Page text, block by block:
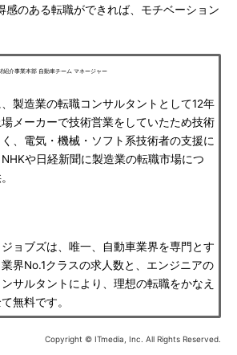
感のある転職ができれば、モチベーション
紹介事業本部 自動車チーム マネージャー
製造業の転職コンサルタントとして12年
メーカーで技術営業をしていたため技術
、電気・機械・ソフト系技術者の支援に
や日経新聞に製造業の転職市場につ
ョブズは、唯一、自動車業界を専門とす
界No.1クラスの求人数と、エンジニアの
サルタントにより、理想の転職をかなえ
無料です。
Copyright © ITmedia, Inc. All Rights Reserved.